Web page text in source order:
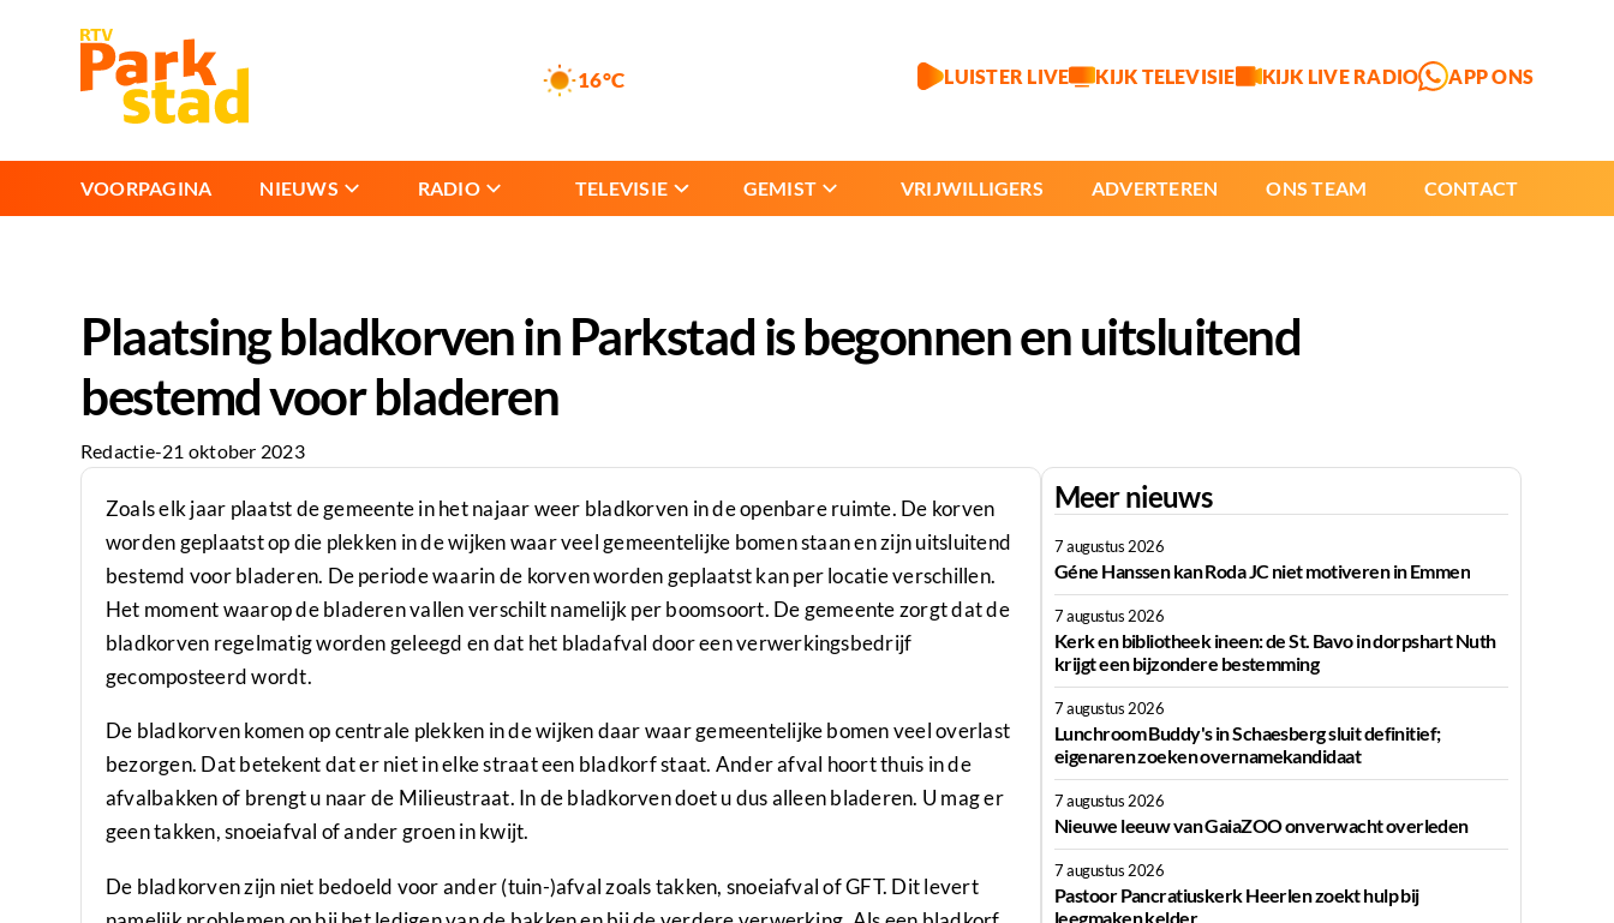
16°C LUISTER LIVE KIJK TELEVISIE KIJK LIVE RADIO APP ONS
VOORPAGINA NIEUWS RADIO TELEVISIE GEMIST VRIJWILLIGERS ADVERTEREN ONS TEAM CONTACT
Plaatsing bladkorven in Parkstad is begonnen en uitsluitend
bestemd voor bladeren
Redactie-21 oktober 2023
Zoals elk jaar plaatst de gemeente in het najaar weer bladkorven in de openbare ruimte. De korven
worden geplaatst op die plekken in de wijken waar veel gemeentelijke bomen staan en zijn uitsluitend
bestemd voor bladeren. De periode waarin de korven worden geplaatst kan per locatie verschillen.
Het moment waarop de bladeren vallen verschilt namelijk per boomsoort. De gemeente zorgt dat de
bladkorven regelmatig worden geleegd en dat het bladafval door een verwerkingsbedrijf
gecomposteerd wordt.
De bladkorven komen op centrale plekken in de wijken daar waar gemeentelijke bomen veel overlast
bezorgen. Dat betekent dat er niet in elke straat een bladkorf staat. Ander afval hoort thuis in de
afvalbakken of brengt u naar de Milieustraat. In de bladkorven doet u dus alleen bladeren. U mag er
geen takken, snoeiafval of ander groen in kwijt.
De bladkorven zijn niet bedoeld voor ander (tuin-)afval zoals takken, snoeiafval of GFT. Dit levert
Meer nieuws
7 augustus 2026
Géne Hanssen kan Roda JC niet motiveren in Emmen
7 augustus 2026
Kerk en bibliotheek ineen: de St. Bavo in dorpshart Nuth
krijgt een bijzondere bestemming
7 augustus 2026
Lunchroom Buddy's in Schaesberg sluit definitief;
eigenaren zoeken overnamekandidaat
7 augustus 2026
Nieuwe leeuw van GaiaZOO onverwacht overleden
7 augustus 2026
Pastoor Pancratiuskerk Heerlen zoekt hulp bij
leegmaken kelder